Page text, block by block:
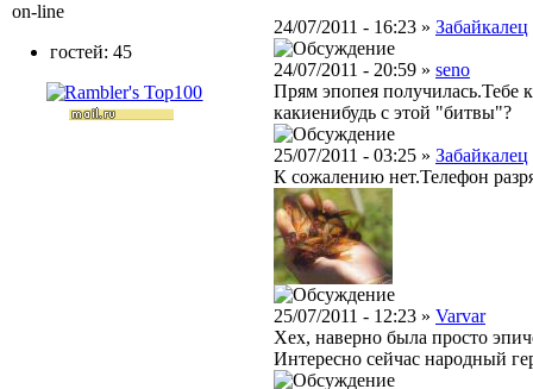
24/07/2011 - 16:23 » Забайкалец
24/07/2011 - 20:59 » seno
Прям эпопея получилась.Тебе
какиенибудь с этой "битвы"?
25/07/2011 - 03:25 » Забайкалец
К сожалению нет.Телефон
25/07/2011 - 12:23 » Varvar
Хех, наверно была просто
Интересно сейчас народный
on-line
гостей: 45